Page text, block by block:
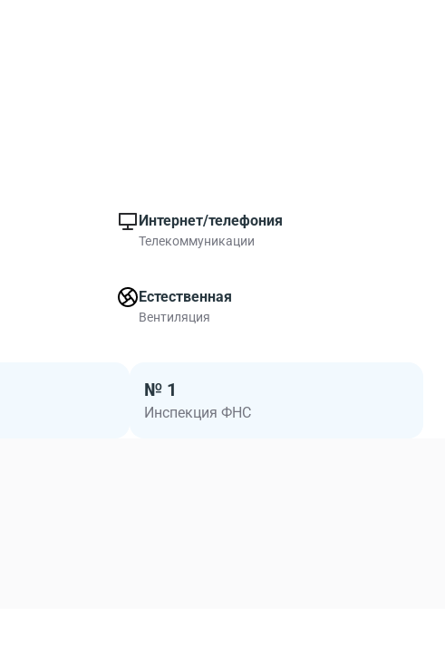
Интернет/телефония
Телекоммуникации
Естественная
Вентиляция
№ 1
Инспекция ФНС